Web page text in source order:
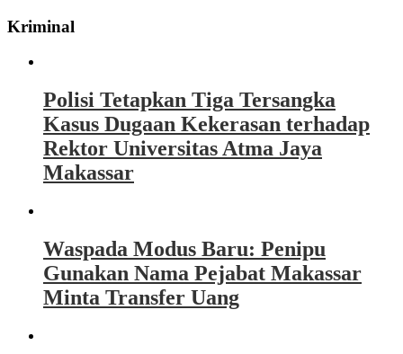
Kriminal
Polisi Tetapkan Tiga Tersangka
Kasus Dugaan Kekerasan terhadap
Rektor Universitas Atma Jaya
Makassar
Waspada Modus Baru: Penipu
Gunakan Nama Pejabat Makassar
Minta Transfer Uang